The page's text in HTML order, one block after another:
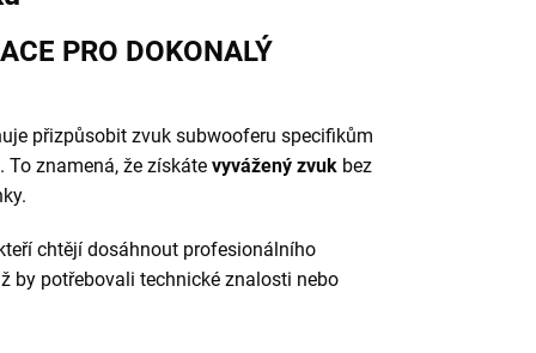
PRO DOKONALÝ
přizpůsobit zvuk subwooferu specifikům
To znamená, že získáte vyvážený zvuk bez
chtějí dosáhnout profesionálního
by potřebovali technické znalosti nebo